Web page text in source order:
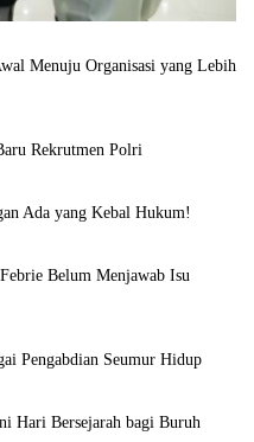
Menuju Organisasi yang Lebih
Rekrutmen Polri
Ada yang Kebal Hukum!
Belum Menjawab Isu
Pengabdian Seumur Hidup
Hari Bersejarah bagi Buruh